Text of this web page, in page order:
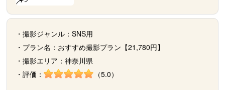
・撮影ジャンル：SNS用
・プラン名：おすすめ撮影プラン【21,780円】
・撮影エリア：神奈川県
・評価：
（5.0）